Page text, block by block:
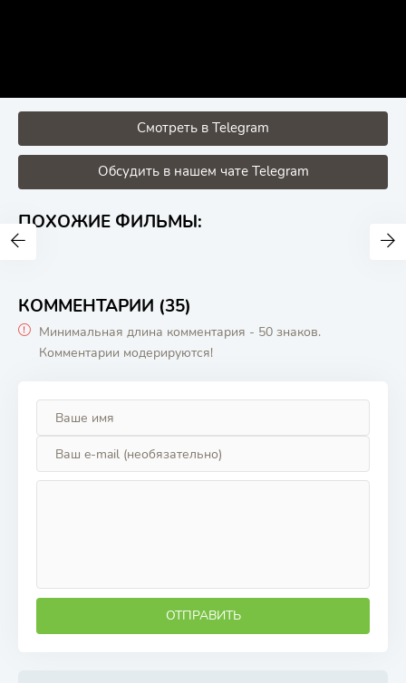
Смотреть в Telegram
Обсудить в нашем чате Telegram
ПОХОЖИЕ ФИЛЬМЫ:
КОММЕНТАРИИ (35)
Минимальная длина комментария - 50 знаков.
Комментарии модерируются!
ОТПРАВИТЬ